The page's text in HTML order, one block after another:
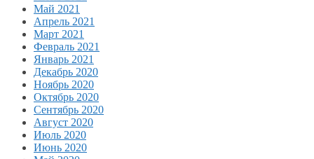
Май 2021
Апрель 2021
Март 2021
Февраль 2021
Январь 2021
Декабрь 2020
Ноябрь 2020
Октябрь 2020
Сентябрь 2020
Август 2020
Июль 2020
Июнь 2020